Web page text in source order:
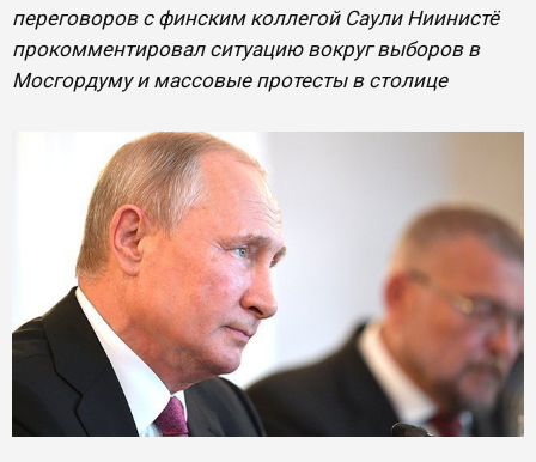
переговоров с финским коллегой Саули Ниинистё
прокомментировал ситуацию вокруг выборов в
Мосгордуму и массовые протесты в столице